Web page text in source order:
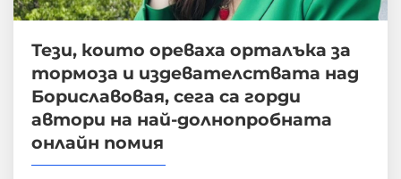
Тези, които ореваха орталъка за
тормоза и издевателствата над
Бориславовая, сега са горди
автори на най-долнопробната
онлайн помия